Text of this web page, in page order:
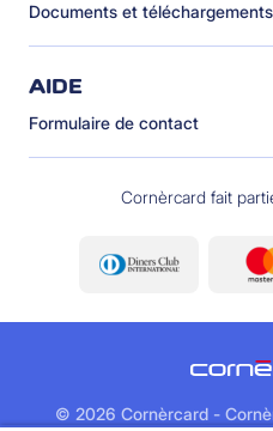
Documents et téléchargements
AIDE
Formulaire de contact
Cornèrcard fait
© 2026 Cornèrcard -